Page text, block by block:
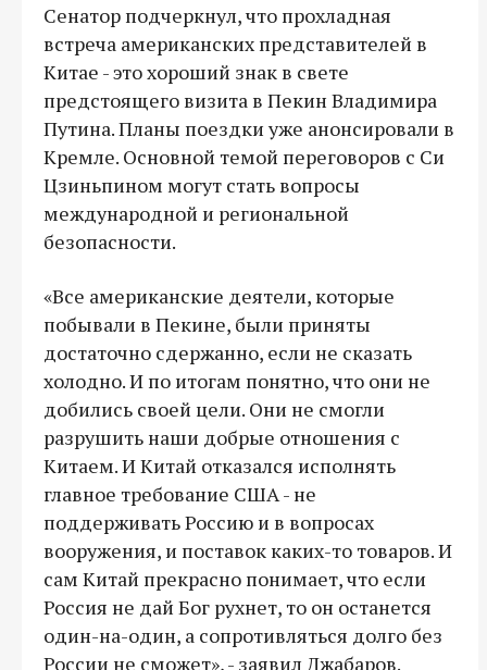
Сенатор подчеркнул, что прохладная
встреча американских представителей в
Китае - это хороший знак в свете
предстоящего визита в Пекин Владимира
Путина. Планы поездки уже анонсировали в
Кремле. Основной темой переговоров с Си
Цзиньпином могут стать вопросы
международной и региональной
безопасности.
«Все американские деятели, которые
побывали в Пекине, были приняты
достаточно сдержанно, если не сказать
холодно. И по итогам понятно, что они не
добились своей цели. Они не смогли
разрушить наши добрые отношения с
Китаем. И Китай отказался исполнять
главное требование США - не
поддерживать Россию и в вопросах
вооружения, и поставок каких-то товаров. И
сам Китай прекрасно понимает, что если
Россия не дай Бог рухнет, то он останется
один-на-один, а сопротивляться долго без
России не сможет», - заявил Джабаров.